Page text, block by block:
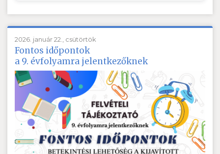
2026. január 22., csütörtök
Fontos időpontok
a 9. évfolyamra jelentkezőknek